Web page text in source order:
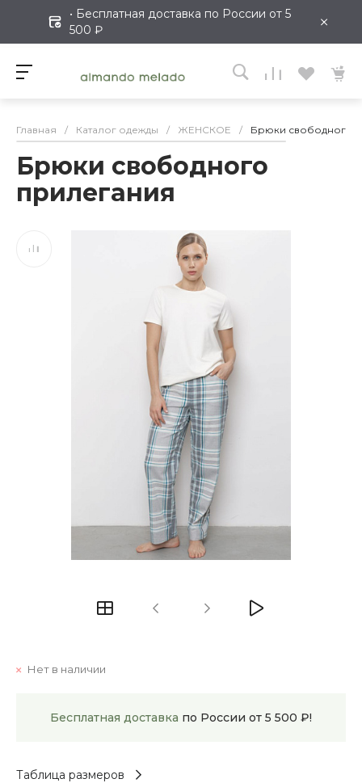
• Бесплатная доставка по России от 5
500 ₽
×
Главная / Каталог одежды / ЖЕНСКОЕ / Брюки свободного
Брюки свободного
прилегания
Нет в наличии
Бесплатная доставка по России от 5 500 ₽!
Таблица размеров